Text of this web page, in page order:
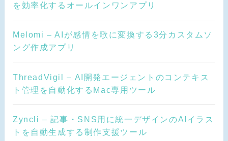
を効率化するオールインワンアプリ
Melomi – AIが感情を歌に変換する3分カスタムソ
ング作成アプリ
ThreadVigil – AI開発エージェントのコンテキス
ト管理を自動化するMac専用ツール
Zyncli – 記事・SNS用に統一デザインのAIイラス
トを自動生成する制作支援ツール